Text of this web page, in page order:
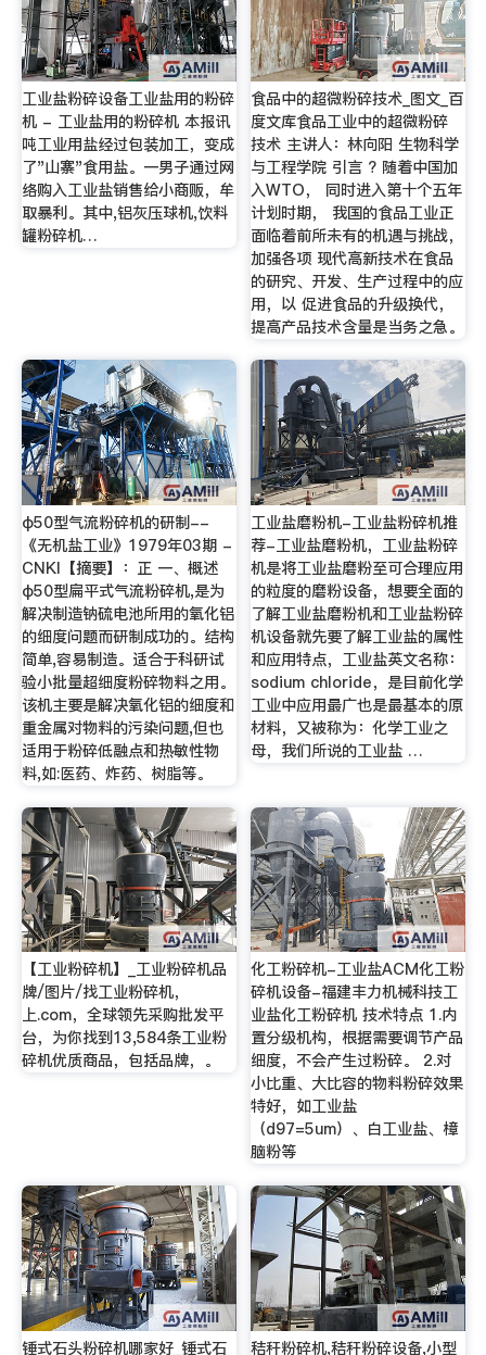
工业盐粉碎设备工业盐用的粉碎
机 - 工业盐用的粉碎机 本报讯
吨工业用盐经过包装加工，变成
了"山寨"食用盐。一男子通过网
络购入工业盐销售给小商贩，牟
取暴利。其中,铝灰压球机,饮料
罐粉碎机…
食品中的超微粉碎技术_图文_百
度文库食品工业中的超微粉碎
技术 主讲人：林向阳 生物科学
与工程学院 引言 ? 随着中国加
入WTO， 同时进入第十个五年
计划时期， 我国的食品工业正
面临着前所未有的机遇与挑战，
加强各项 现代高新技术在食品
的研究、开发、生产过程中的应
用，以 促进食品的升级换代，
提高产品技术含量是当务之急。
φ50型气流粉碎机的研制--
《无机盐工业》1979年03期 -
CNKI【摘要】：正 一、概述
φ50型扁平式气流粉碎机,是为
解决制造钠硫电池所用的氧化铝
的细度问题而研制成功的。结构
简单,容易制造。适合于科研试
验小批量超细度粉碎物料之用。
该机主要是解决氧化铝的细度和
重金属对物料的污染问题,但也
适用于粉碎低融点和热敏性物
料,如:医药、炸药、树脂等。
工业盐磨粉机-工业盐粉碎机推
荐-工业盐磨粉机，工业盐粉碎
机是将工业盐磨粉至可合理应用
的粒度的磨粉设备，想要全面的
了解工业盐磨粉机和工业盐粉碎
机设备就先要了解工业盐的属性
和应用特点，工业盐英文名称：
sodium chloride，是目前化学
工业中应用最广也是最基本的原
材料，又被称为：化学工业之
母，我们所说的工业盐 …
【工业粉碎机】_工业粉碎机品
牌/图片/找工业粉碎机，
上.com，全球领先采购批发平
台，为你找到13,584条工业粉
碎机优质商品，包括品牌，。
化工粉碎机-工业盐ACM化工粉
碎机设备-福建丰力机械科技工
业盐化工粉碎机 技术特点 1.内
置分级机构，根据需要调节产品
细度，不会产生过粉碎。 2.对
小比重、大比容的物料粉碎效果
特好，如工业盐
（d97=5um）、白工业盐、樟
脑粉等
锤式石头粉碎机哪家好_锤式石
秸秆粉碎机,秸秆粉碎设备,小型